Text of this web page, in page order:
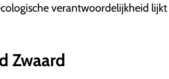
verantwoordelijkheid lijkt
Zwaard